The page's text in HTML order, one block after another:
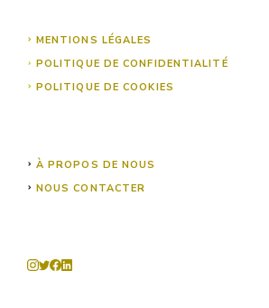
MENTIONS LÉGALES
POLITIQUE DE CONFIDENTIALITÉ
POLITIQUE DE COOKIES
À PROPOS DE NOUS
NOUS CONTACTER